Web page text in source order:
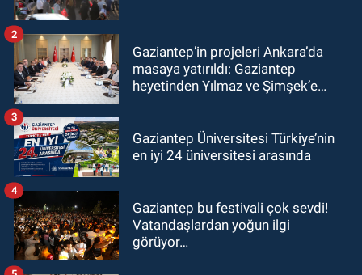
Gaziantep’in projeleri Ankara’da
masaya yatırıldı: Gaziantep
heyetinden Yılmaz ve Şimşek’e
2
Gaziantep Üniversitesi Türkiye’nin
en iyi 24 üniversitesi arasında
3
Gaziantep bu festivali çok sevdi!
Vatandaşlardan yoğun ilgi
görüyor…
4